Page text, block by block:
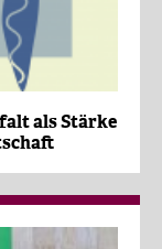
als Stärke